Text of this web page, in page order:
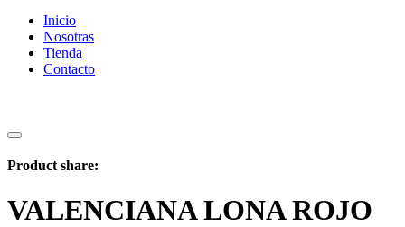
Inicio
Nosotras
Tienda
Contacto
Product share:
VALENCIANA LONA ROJO